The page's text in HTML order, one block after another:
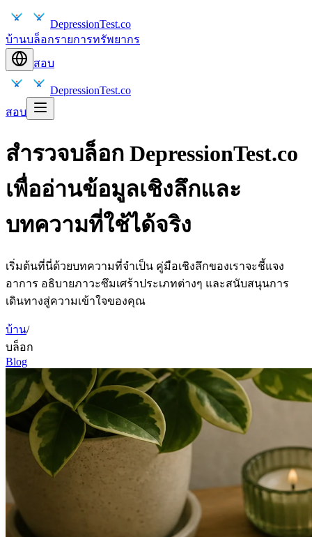
DepressionTest.co
บ้านบล็อกรายการทรัพยากร
สอบ
DepressionTest.co
สอบ
สำรวจบล็อก DepressionTest.co
เพื่ออ่านข้อมูลเชิงลึกและ
บทความที่ใช้ได้จริง
เริ่มต้นที่นี่ด้วยบทความที่จำเป็น คู่มือเชิงลึกของเราจะชี้แจง
อาการ อธิบายภาวะซึมเศร้าประเภทต่างๆ และสนับสนุนการ
เดินทางสู่ความเข้าใจของคุณ
บ้าน/
บล็อก
Blog